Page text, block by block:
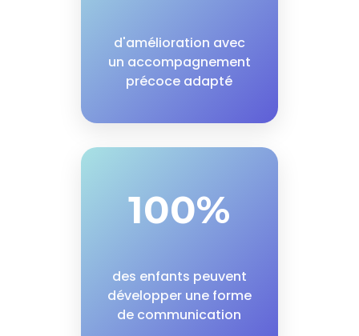
d'amélioration avec
un accompagnement
précoce adapté
100%
des enfants peuvent
développer une forme
de communication